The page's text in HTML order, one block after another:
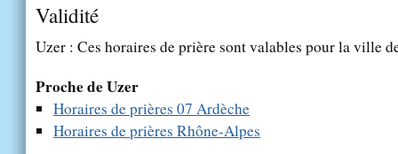
Validité
Uzer : Ces horaires de prière sont valables pour la ville
Proche de Uzer
Horaires de prières 07 Ardèche
Horaires de prières Rhône-Alpes